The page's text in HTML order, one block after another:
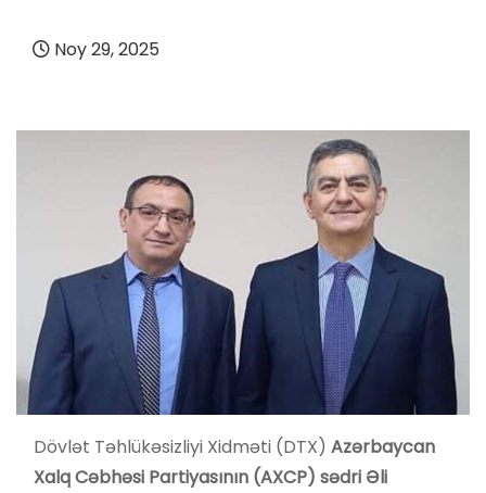
Noy 29, 2025
Dövlət Təhlükəsizliyi Xidməti (DTX) Azərbaycan
Xalq Cəbhəsi Partiyasının (AXCP) sədri Əli